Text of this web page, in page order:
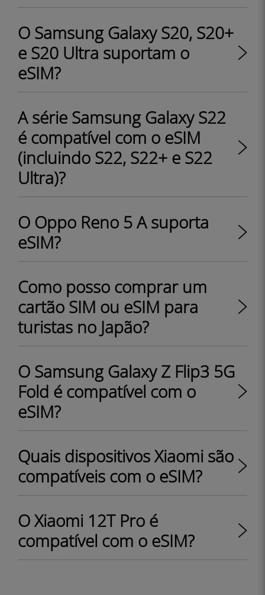
O Samsung Galaxy S20, S20+
e S20 Ultra suportam o
eSIM?
A série Samsung Galaxy S22
é compatível com o eSIM
(incluindo S22, S22+ e S22
Ultra)?
O Oppo Reno 5 A suporta
eSIM?
Como posso comprar um
cartão SIM ou eSIM para
turistas no Japão?
O Samsung Galaxy Z Flip3 5G
Fold é compatível com o
eSIM?
Quais dispositivos Xiaomi são
compatíveis com o eSIM?
O Xiaomi 12T Pro é
compatível com o eSIM?